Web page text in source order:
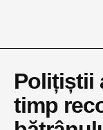
Polițiștii
timp